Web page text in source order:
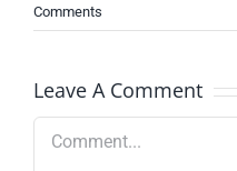
Comments
Leave A Comment
Comment